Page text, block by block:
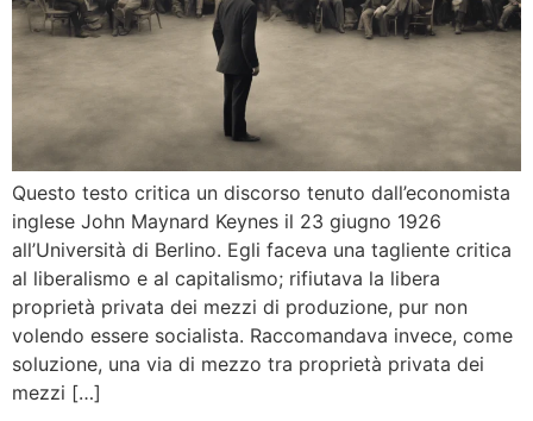
Questo testo critica un discorso tenuto dall’economista
inglese John Maynard Keynes il 23 giugno 1926
all’Università di Berlino. Egli faceva una tagliente critica
al liberalismo e al capitalismo; rifiutava la libera
proprietà privata dei mezzi di produzione, pur non
volendo essere socialista. Raccomandava invece, come
soluzione, una via di mezzo tra proprietà privata dei
mezzi […]